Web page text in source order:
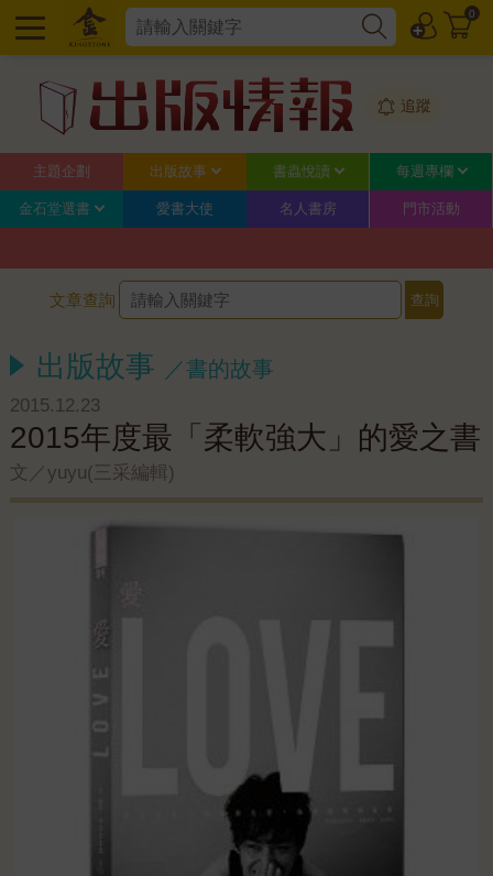
0
追蹤
主題企劃 出版故事 書蟲悅讀 每週專欄
金石堂選書 愛書大使 名人書房 門市活動
文章查詢
出版故事 ／書的故事
2015.12.23
2015年度最「柔軟強大」的愛之書
文／yuyu(三采編輯)